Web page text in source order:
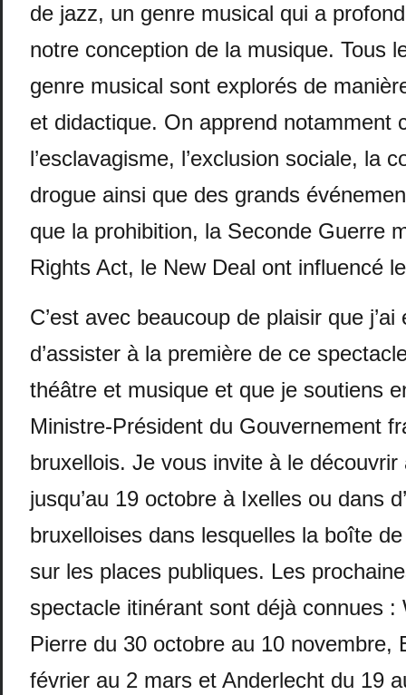
de jazz, un genre musical qui a
notre conception de la musique. Tous
genre musical sont explorés de
et didactique. On apprend notamment
l’esclavagisme, l’exclusion sociale, la
drogue ainsi que des grands
que la prohibition, la Seconde Guerre
Rights Act, le New Deal ont influencé
C’est avec beaucoup de plaisir que
d’assister à la première de ce
théâtre et musique et que je soutiens
Ministre-Président du Gouvernement
bruxellois. Je vous invite à le découvrir
jusqu’au 19 octobre à Ixelles ou dans
bruxelloises dans lesquelles la boîte de
sur les places publiques. Les
spectacle itinérant sont déjà connues :
Pierre du 30 octobre au 10 novembre,
février au 2 mars et Anderlecht du 19